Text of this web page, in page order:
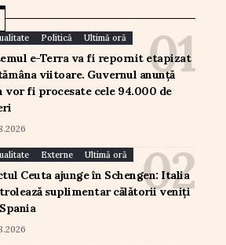
Politică Ultimă oră
e-Terra va fi repornit etapizat
viitoare. Guvernul anunță
vor fi procesate cele 94.000 de
Externe Ultimă oră
Ceuta ajunge în Schengen: Italia
suplimentar călătorii veniți